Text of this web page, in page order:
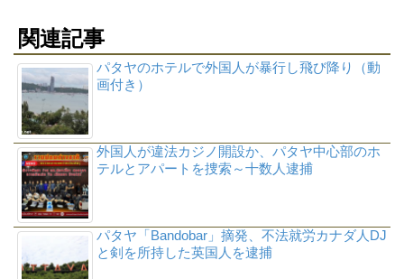
関連記事
パタヤのホテルで外国人が暴行し飛び降り（動
画付き）
外国人が違法カジノ開設か、パタヤ中心部のホ
テルとアパートを捜索～十数人逮捕
パタヤ「Bandobar」摘発、不法就労カナダ人DJ
と剣を所持した英国人を逮捕